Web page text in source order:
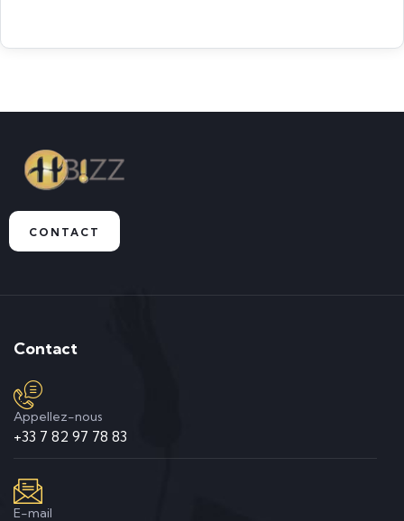
CONTACT
Contact
Appellez-nous
+33 7 82 97 78 83
E-mail